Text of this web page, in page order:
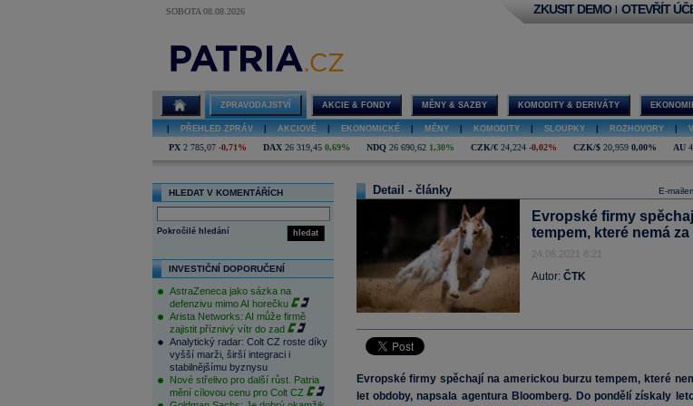
SOBOTA 08.08.2026 ZKUSIT DEMO | OTEVŘÍT
ZPRAVODAJSTVÍ AKCIE & FONDY MĚNY & SAZBY KOMODITY & DERIVÁTY
PŘEHLED ZPRÁV AKCIOVÉ EKONOMICKÉ MĚNY KOMODITY SLOUPKY ROZHOVORY
PX 2 785,07 -0,71% DAX 26 319,45 0,69% NDQ 26 690,62 1,30% CZK/€ 24,224 -0,02% CZK/$ 20,959 0,00% AU
HLEDAT V KOMENTÁŘÍCH
hledat
Pokročilé hledání
INVESTIČNÍ DOPORUČENÍ
AstraZeneca jako sázka na
defenzivu mimo AI horečku
Arista Networks: AI může firmě
zajistit příznivý vítr do zad
Analytický radar: Colt CZ roste díky
vyšší marži, širší integraci i
stabilnějšímu byznysu
Nové střelivo pro další růst. Patria
mění cílovou cenu pro Colt CZ
E-
Detail - články
Evropské firmy
tempem, které nemá
24.08.2021 8:21
Autor: ČTK
Evropské firmy spěchají na americkou burzu tempem, které
let obdoby, napsala agentura Bloomberg. Do pondělí získaly